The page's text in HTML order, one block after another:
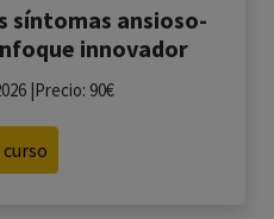
síntomas ansioso-
innovador
|Precio: 90€
curso